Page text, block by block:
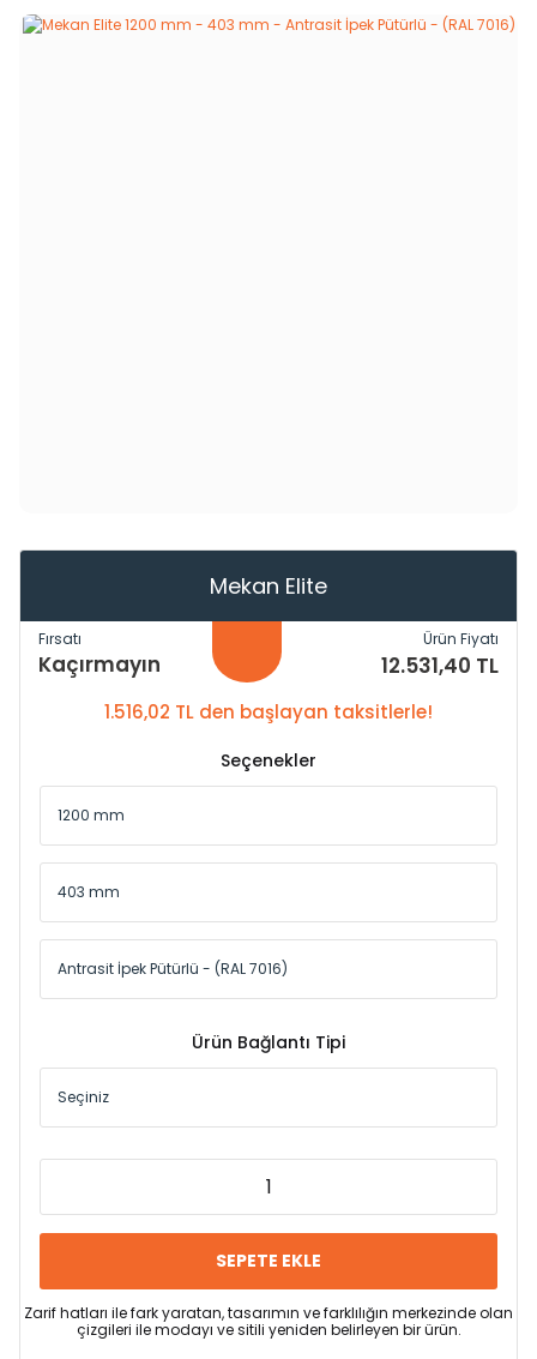
Mekan Elite
Fırsatı
Kaçırmayın
Ürün Fiyatı
12.531,40 TL
1.516,02 TL den başlayan taksitlerle!
Seçenekler
Ürün Bağlantı Tipi
SEPETE EKLE
Zarif hatları ile fark yaratan, tasarımın ve farklılığın merkezinde olan
çizgileri ile modayı ve sitili yeniden belirleyen bir ürün.